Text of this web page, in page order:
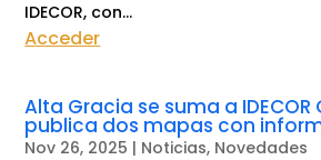
IDECOR, con...
Acceder
Alta Gracia se suma a
publica dos mapas con
Nov 26, 2025 | Noticias, Novedades